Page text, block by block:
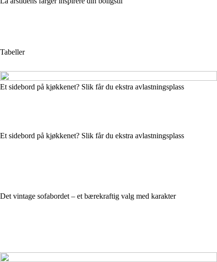
Tabeller
Et sidebord på kjøkkenet? Slik får du ekstra avlastningsplass
Et sidebord på kjøkkenet? Slik får du ekstra avlastningsplass
Det vintage sofabordet – et bærekraftig valg med karakter